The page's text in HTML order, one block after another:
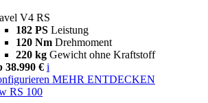
V4 RS
182 PS Leistung
120 Nm Drehmoment
220 kg Gewicht ohne Kraftstoff
38.990 € i
MEHR ENTDECKEN
RS 100